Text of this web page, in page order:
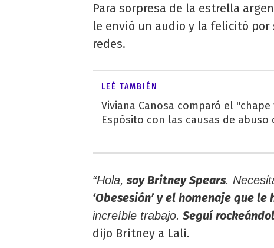
Para sorpresa de la estrella
le envió un audio y la felicitó
redes.
LEÉ TAMBIÉN
Viviana Canosa comparó el
Espósito con las causas de abuso
“Hola, soy Britney Spears.
‘Obesesión’ y el homenaje que le
increíble trabajo. Seguí
dijo Britney a Lali.